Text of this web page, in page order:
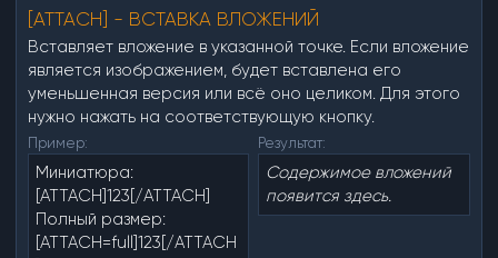
[ATTACH] - ВСТАВКА ВЛОЖЕНИЙ
Вставляет вложение в указанной точке. Если вложение
является изображением, будет вставлена его
уменьшенная версия или всё оно целиком. Для этого
нужно нажать на соответствующую кнопку.
Пример:
Миниатюра:
[ATTACH]123[/ATTACH]
Полный размер:
[ATTACH=full]123[/ATTACH
Результат:
Содержимое вложений
появится здесь.